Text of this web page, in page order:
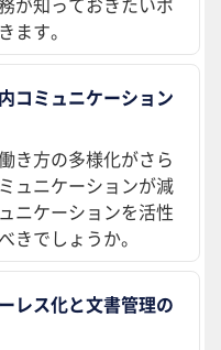
ます。
コミュニケーション
き方の多様化がさら
ュニケーションが減
ニケーションを活性
きでしょうか。
レス化と文書管理の